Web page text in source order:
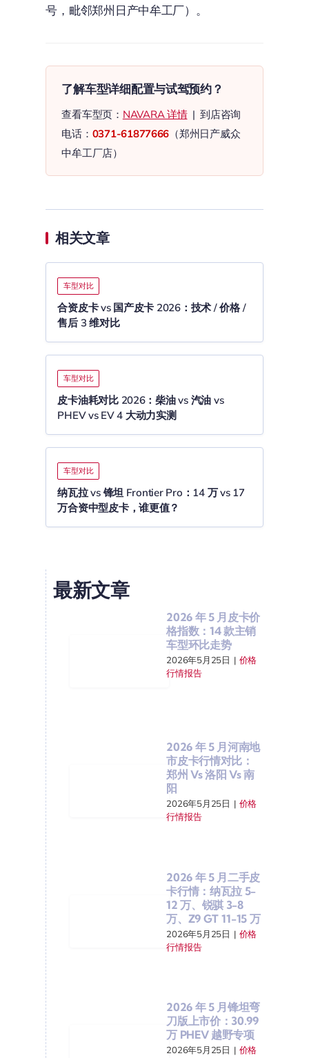
号，毗邻郑州日产中牟工厂）。
了解车型详细配置与试驾预约？
查看车型页： NAVARA 详情| 到店咨询
电话： 0371-61877666 （郑州日产威众
中牟工厂店）
相关文章
车型对比
合资皮卡 vs 国产皮卡 2026：技术 / 价格 /
售后 3 维对比
车型对比
皮卡油耗对比 2026：柴油 vs 汽油 vs
PHEV vs EV 4 大动力实测
车型对比
纳瓦拉 vs 锋坦 Frontier Pro：14 万 vs 17
万合资中型皮卡，谁更值？
最新文章
2026 年 5 月皮卡价
格指数：14 款主销
车型环比走势
2026年5月25日 | 价格
行情报告
2026 年 5 月河南地
市皮卡行情对比：
郑州 Vs 洛阳 Vs 南
阳
2026年5月25日 | 价格
行情报告
2026 年 5 月二手皮
卡行情：纳瓦拉 5-
12 万、锐骐 3-8
万、Z9 GT 11-15 万
2026年5月25日 | 价格
行情报告
2026 年 5 月锋坦弯
刀版上市价：30.99
万 PHEV 越野专项
2026年5月25日 | 价格